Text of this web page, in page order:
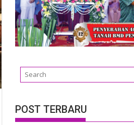
POST TERBARU